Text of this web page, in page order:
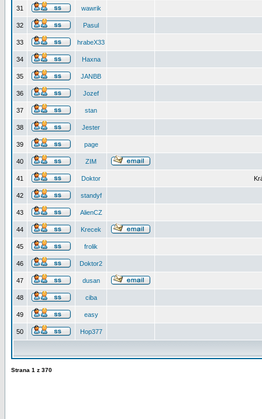
31 wawrik
32 Pasul
33 hrabeX33
34 Haxna
35 JANBB
36 Jozef
37 stan
38 Jester
39 page
40 ZIM
41 Doktor
42 standyf
43 AlienCZ
44 Krecek
45 frolik
46 Doktor2
47 dusan
48 ciba
49 easy
50 Hop377
Strana 1 z 370